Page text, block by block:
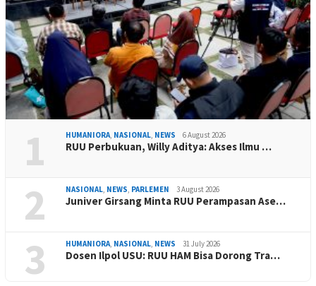
1 HUMANIORA, NASIONAL, NEWS 6 August 2026
RUU Perbukuan, Willy Aditya: Akses Ilmu …
2 NASIONAL, NEWS, PARLEMEN 3 August 2026
Juniver Girsang Minta RUU Perampasan Ase…
3 HUMANIORA, NASIONAL, NEWS 31 July 2026
Dosen Ilpol USU: RUU HAM Bisa Dorong Tra…